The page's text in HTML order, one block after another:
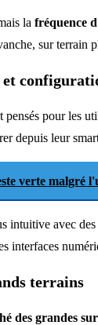
la fréquence
sur terrain
pensés pour les
depuis leur
verte malgré
intuitive avec des
interfaces
terrains
des grandes